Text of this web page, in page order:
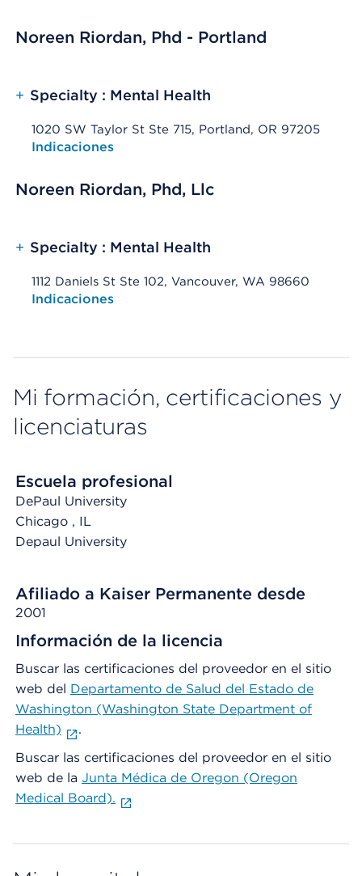
Noreen Riordan, Phd - Portland
+ Specialty : Mental Health
1020 SW Taylor St Ste 715, Portland, OR 97205
Opens native map application on mobile devices
Indicaciones
Noreen Riordan, Phd, Llc
+ Specialty : Mental Health
1112 Daniels St Ste 102, Vancouver, WA 98660
Opens native map application on mobile devices
Indicaciones
Mi formación, certificaciones y
licenciaturas
Escuela profesional
DePaul University
Chicago , IL
Depaul University
Afiliado a Kaiser Permanente desde
2001
Información de la licencia
Buscar las certificaciones del proveedor en el sitio
web del Departamento de Salud del Estado de
Washington (Washington State Department of
Health)
.
Buscar las certificaciones del proveedor en el sitio
web de la Junta Médica de Oregon (Oregon
Medical Board).